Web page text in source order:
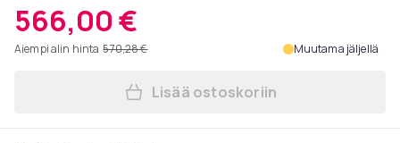
566,00 €
Aiempi alin hinta 570,28 € Muutama jäljellä
Lisää POCO X8 Pro Max,
Lisää ostoskoriin